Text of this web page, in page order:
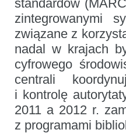
standardów
zintegrowanymi
związane z
nadal w krajach
cyfrowego
centrali
i kontrolę
2011 a 2012 r.
z programami